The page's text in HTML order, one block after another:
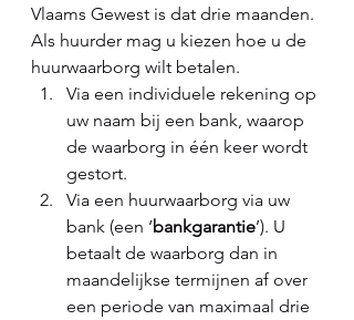
Vlaams Gewest is dat drie maanden.
Als huurder mag u kiezen hoe u de
huurwaarborg wilt betalen.
Via een individuele rekening op
uw naam bij een bank, waarop
de waarborg in één keer wordt
gestort.
Via een huurwaarborg via uw
bank (een ‘bankgarantie’). U
betaalt de waarborg dan in
maandelijkse termijnen af over
een periode van maximaal drie